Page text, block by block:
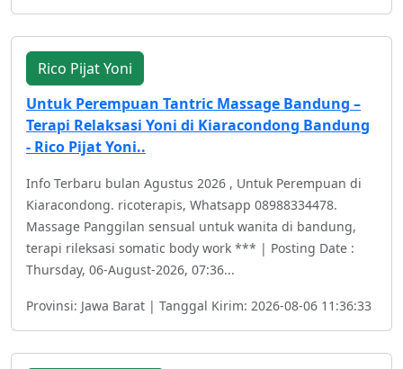
Rico Pijat Yoni
Untuk Perempuan Tantric Massage Bandung –
Terapi Relaksasi Yoni di Kiaracondong Bandung
- Rico Pijat Yoni..
Info Terbaru bulan Agustus 2026 , Untuk Perempuan di
Kiaracondong. ricoterapis, Whatsapp 08988334478.
Massage Panggilan sensual untuk wanita di bandung,
terapi rileksasi somatic body work *** | Posting Date :
Thursday, 06-August-2026, 07:36...
Provinsi: Jawa Barat | Tanggal Kirim: 2026-08-06 11:36:33